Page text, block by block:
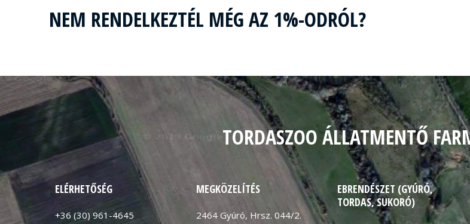
NEM RENDELKEZTÉL MÉG AZ 1%-ODRÓL?
TORDASZOO ÁLLATMENTŐ
ELÉRHETŐSÉG
+36 (30) 961-4645
MEGKÖZELÍTÉS
2464 Gyúró, Hrsz. 044/2.
EBRENDÉSZET (GYÚRÓ,
TORDAS, SUKORÓ)